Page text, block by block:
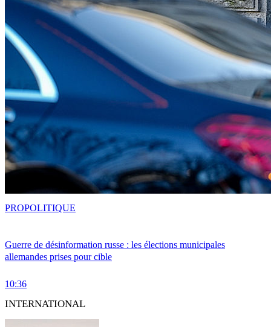
Guerre de désinformation russe : les élections municipales
allemandes prises pour cible
10:36
PROPOLITIQUE
INTERNATIONAL